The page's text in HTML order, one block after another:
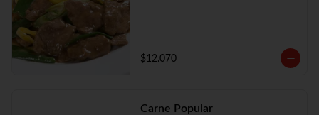
$12.070
Carne Popular